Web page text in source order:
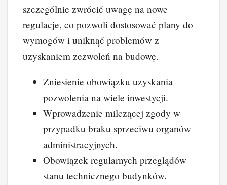
szczególnie zwrócić uwagę na nowe
regulacje, co pozwoli dostosować plany do
wymogów i uniknąć problemów z
uzyskaniem zezwoleń na budowę.
Zniesienie obowiązku uzyskania
pozwolenia na wiele inwestycji.
Wprowadzenie milczącej zgody w
przypadku braku sprzeciwu organów
administracyjnych.
Obowiązek regularnych przeglądów
stanu technicznego budynków.